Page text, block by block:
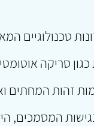
טכנולוגיים
כגון סריקה
זהות המחתים
המסמכים,